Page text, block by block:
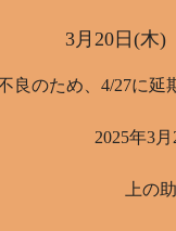
3月20日(木)
良のため、4/27に
2025年3月
上の